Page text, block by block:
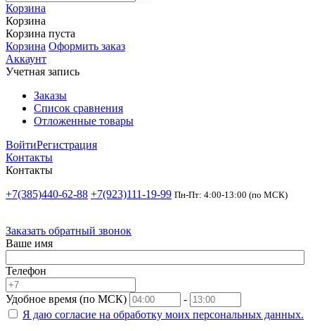
Корзина
Корзина
Корзина пуста
Корзина Оформить заказ
Аккаунт
Учетная запись
Заказы
Список сравнения
Отложенные товары
ВойтиРегистрация
Контакты
Контакты
+7(385)440-62-88 +7(923)111-19-99 Пн-Пт: 4:00-13:00 (по МСК)
Заказать обратный звонок
Ваше имя
Телефон
Удобное время (по МСК)
-
Я даю согласие на обработку моих персональных данных.